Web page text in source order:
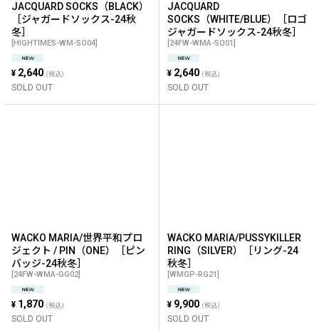
JACQUARD SOCKS（BLACK）
［ジャガードソックス-24秋
冬］
[HIGHTIMES-WM-SO04]
¥ 2,640 (税込)
SOLD OUT
JACQUARD
SOCKS（WHITE/BLUE）［ロゴ
ジャガードソックス-24秋冬］
[24FW-WMA-SO01]
¥ 2,640 (税込)
SOLD OUT
WACKO MARIA/世界平和プロ
ジェクト / PIN（ONE）［ピン
バッジ-24秋冬］
[24FW-WMA-GG02]
¥ 1,870 (税込)
SOLD OUT
WACKO MARIA/PUSSYKILLER
RING（SILVER）［リング-24
秋冬］
[WMGP-RG21]
¥ 9,900 (税込)
SOLD OUT